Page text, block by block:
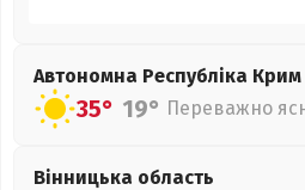
Автономна Республіка Крим
35° 19° Переважно
Вінницька область